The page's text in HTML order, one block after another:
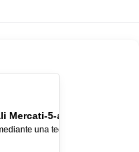
5-ago-26
una tecnica